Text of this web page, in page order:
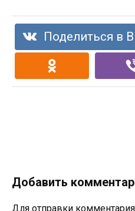
Поделиться в
Добавить
Для отправки